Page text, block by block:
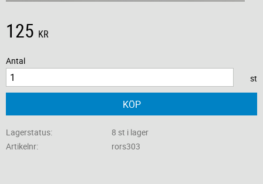
125 KR
Antal
st
KÖP
Lagerstatus
8 st i lager
Artikelnr
rors303